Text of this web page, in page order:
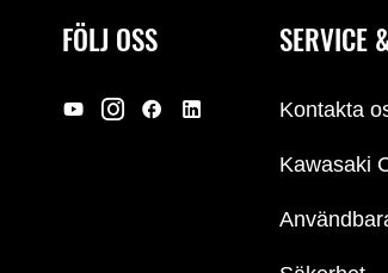
FÖLJ OSS SERVICE
Kontakta
Kawasaki